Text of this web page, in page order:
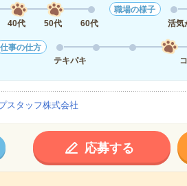
40代 50代 60代
職場の様子
活気
仕事の仕方
テキパキ
スタッフ株式会社
応募する